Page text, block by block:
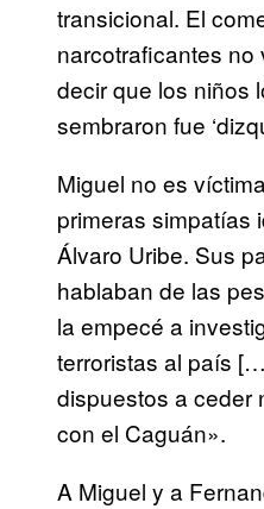
transicional. El
narcotraficantes
decir que los niños
sembraron fue
Miguel no es
primeras simpatías
Álvaro Uribe. Sus
hablaban de las
la empecé a
terroristas al país
dispuestos a ceder
con el Caguán».
A Miguel y a